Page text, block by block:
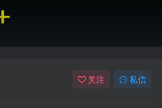
关注 私信